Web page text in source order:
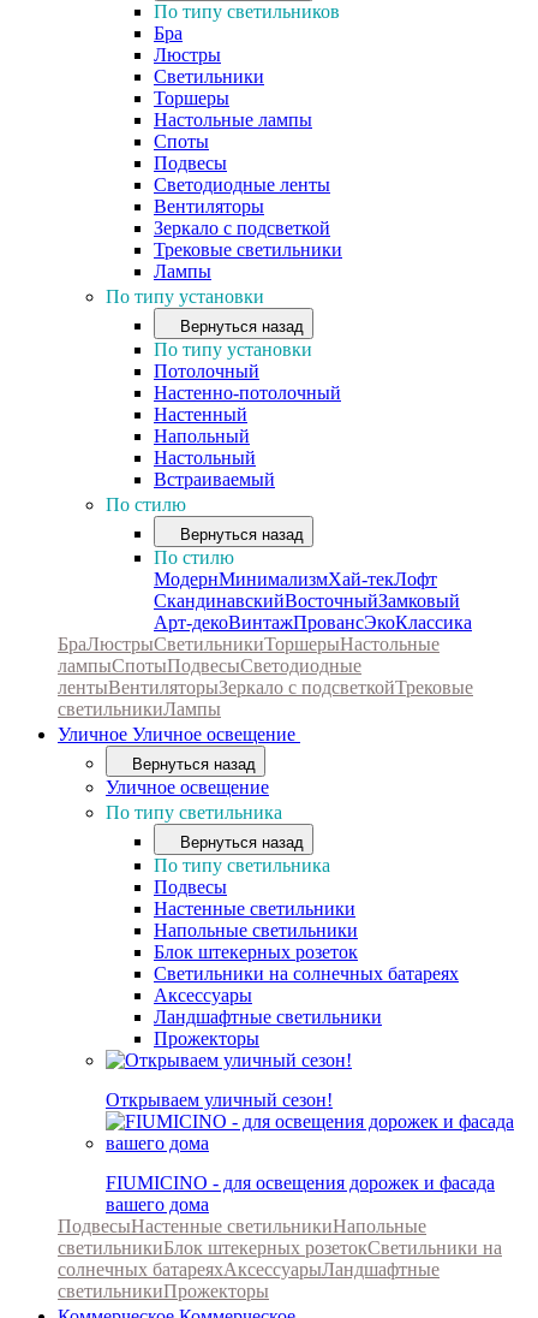
По типу светильников
Бра
Люстры
Светильники
Торшеры
Настольные лампы
Споты
Подвесы
Светодиодные ленты
Вентиляторы
Зеркало с подсветкой
Трековые светильники
Лампы
По типу установки
Вернуться назад
По типу установки
Потолочный
Настенно-потолочный
Настенный
Напольный
Настольный
Встраиваемый
По стилю
Вернуться назад
По стилю
МодернМинимализмХай-текЛофт
СкандинавскийВосточныйЗамковый
Арт-декоВинтажПровансЭкоКлассика
БраЛюстрыСветильникиТоршерыНастольные
лампыСпотыПодвесыСветодиодные
лентыВентиляторыЗеркало с подсветкойТрековые
светильникиЛампы
Уличное Уличное освещение
Вернуться назад
Уличное освещение
По типу светильника
Вернуться назад
По типу светильника
Подвесы
Настенные светильники
Напольные светильники
Блок штекерных розеток
Светильники на солнечных батареях
Аксессуары
Ландшафтные светильники
Прожекторы
Открываем уличный сезон!
FIUMICINO - для освещения дорожек и фасада
вашего дома
ПодвесыНастенные светильникиНапольные
светильникиБлок штекерных розетокСветильники на
солнечных батареяхАксессуарыЛандшафтные
светильникиПрожекторы